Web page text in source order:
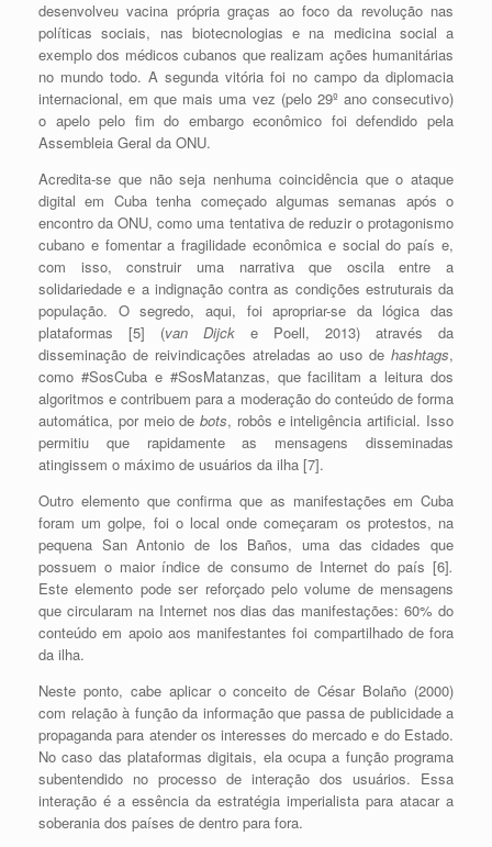
desenvolveu vacina própria graças ao foco da revolução nas
políticas sociais, nas biotecnologias e na medicina social a
exemplo dos médicos cubanos que realizam ações humanitárias
no mundo todo. A segunda vitória foi no campo da diplomacia
internacional, em que mais uma vez (pelo 29º ano consecutivo)
o apelo pelo fim do embargo econômico foi defendido pela
Assembleia Geral da ONU.
Acredita-se que não seja nenhuma coincidência que o ataque
digital em Cuba tenha começado algumas semanas após o
encontro da ONU, como uma tentativa de reduzir o protagonismo
cubano e fomentar a fragilidade econômica e social do país e,
com isso, construir uma narrativa que oscila entre a
solidariedade e a indignação contra as condições estruturais da
população. O segredo, aqui, foi apropriar-se da lógica das
plataformas [5] (van Dijck e Poell, 2013) através da
disseminação de reivindicações atreladas ao uso de hashtags,
como #SosCuba e #SosMatanzas, que facilitam a leitura dos
algoritmos e contribuem para a moderação do conteúdo de forma
automática, por meio debots, robôs e inteligência artificial. Isso
permitiu que rapidamente as mensagens disseminadas
atingissem o máximo de usuários da ilha [7].
Outro elemento que confirma que as manifestações em Cuba
foram um golpe, foi o local onde começaram os protestos, na
pequena San Antonio de los Baños, uma das cidades que
possuem o maior índice de consumo de Internet do país [6].
Este elemento pode ser reforçado pelo volume de mensagens
que circularam na Internet nos dias das manifestações: 60% do
conteúdo em apoio aos manifestantes foi compartilhado de fora
da ilha.
Neste ponto, cabe aplicar o conceito de César Bolaño (2000)
com relação à função da informação que passa de publicidade a
propaganda para atender os interesses do mercado e do Estado.
No caso das plataformas digitais, ela ocupa a função programa
subentendido no processo de interação dos usuários. Essa
interação é a essência da estratégia imperialista para atacar a
soberania dos países de dentro para fora.